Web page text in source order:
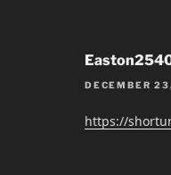
DECEMBER
https://